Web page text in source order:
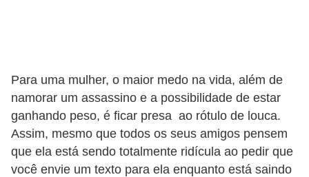
Para uma mulher, o maior medo na vida, além de
namorar um assassino e a possibilidade de estar
ganhando peso, é ficar presa ao rótulo de louca.
Assim, mesmo que todos os seus amigos pensem
que ela está sendo totalmente ridícula ao pedir que
você envie um texto para ela enquanto está saindo
M
o
d
a
m